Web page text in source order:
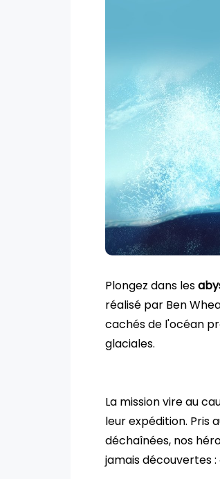
Plongez dans les
réalisé par Ben
cachés de l'océan
glaciales.
La mission vire au
leur expédition. Pris
déchaînées, nos
jamais découvertes :